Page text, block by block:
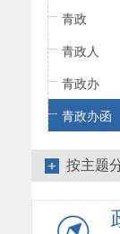
青政
青政人
青政办
青政办函
按主题